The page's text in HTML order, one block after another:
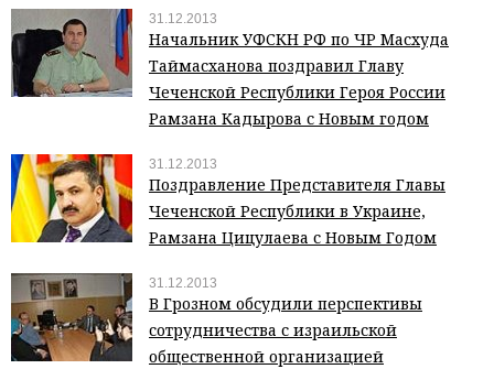
31.12.2013
Начальник УФСКН РФ по ЧР Масхуда
Таймасханова поздравил Главу
Чеченской Республики Героя России
Рамзана Кадырова с Новым годом
31.12.2013
Поздравление Представителя Главы
Чеченской Республики в Украине,
Рамзана Цицулаева с Новым Годом
31.12.2013
В Грозном обсудили перспективы
сотрудничества с израильской
общественной организацией